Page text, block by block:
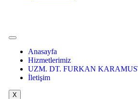
Anasayfa
Hizmetlerimiz
UZM. DT. FURKAN
İletişim
X